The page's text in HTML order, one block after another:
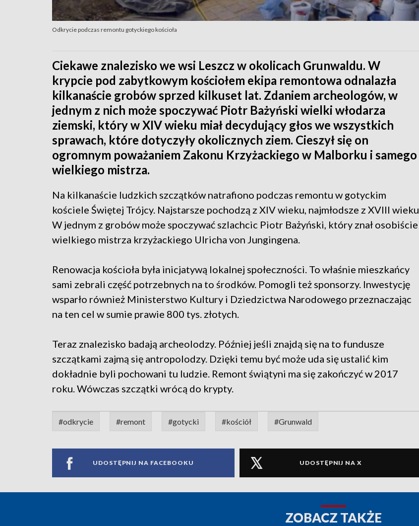
Odkrycie podczas remontu gotyckiego kościoła
Ciekawe znalezisko we wsi Leszcz w okolicach Grunwaldu. W
krypcie pod zabytkowym kościołem ekipa remontowa odnalazła
kilkanaście grobów sprzed kilkuset lat. Zdaniem archeologów, w
jednym z nich może spoczywać Piotr Bażyński wielki włodarza
ziemski, który w XIV wieku miał decydujący głos we wszystkich
sprawach, które dotyczyły okolicznych ziem. Cieszył się on
ogromnym poważaniem Zakonu Krzyżackiego w Malborku i samego
wielkiego mistrza.
Na kilkanaście ludzkich szczątków natrafiono podczas remontu w gotyckim
kościele Świętej Trójcy. Najstarsze pochodzą z XIV wieku, najmłodsze z XVIII wieku.
W jednym z grobów może spoczywać szlachcic Piotr Bażyński, który znał osobiście
wielkiego mistrza krzyżackiego Ulricha von Jungingena.
Renowacja kościoła była inicjatywą lokalnej społeczności. To właśnie mieszkańcy
sami zebrali część potrzebnych na to środków. Pomogli też sponsorzy. Inwestycję
wsparło również Ministerstwo Kultury i Dziedzictwa Narodowego przeznaczając
na ten cel w sumie prawie 800 tys. złotych.
Teraz znalezisko badają archeolodzy. Później jeśli znajdą się na to fundusze
szczątkami zajmą się antropolodzy. Dzięki temu być może uda się ustalić kim
dokładnie byli pochowani tu ludzie. Remont świątyni ma się zakończyć w 2017
roku. Wówczas szczątki wrócą do krypty.
#odkrycie #remont #gotycki #kościół #Grunwald
UDOSTĘPNIJ NA FACEBOOKU UDOSTĘPNIJ NA X
ZOBACZ TAKŻE